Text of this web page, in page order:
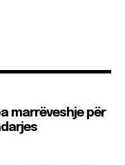
marrëveshje për